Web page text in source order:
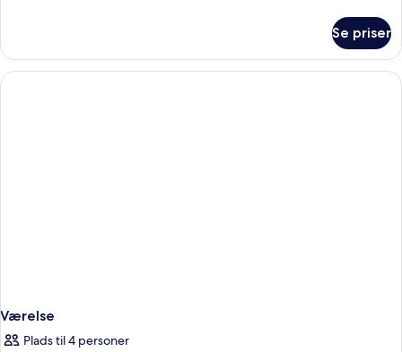
City
View
And
Double
Beds
With
Se priser
Værelse
Plads til 4 personer